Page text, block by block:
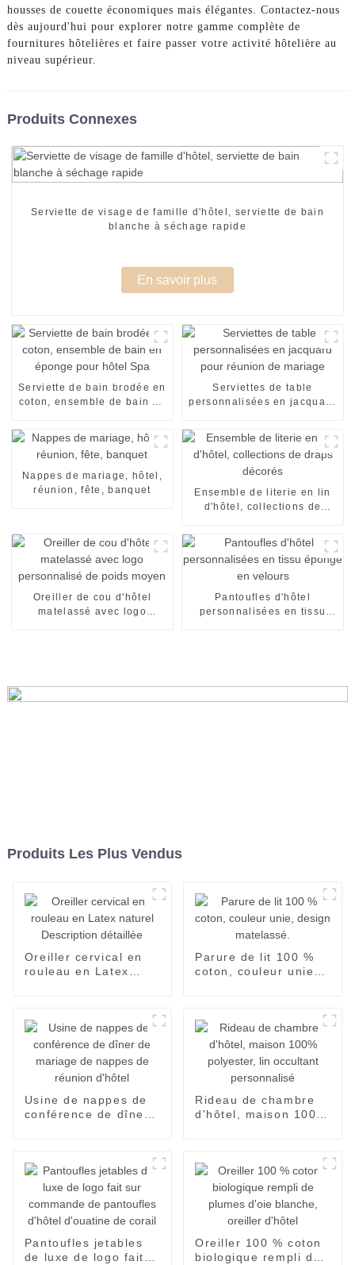
housses de couette économiques mais élégantes. Contactez-nous
dès aujourd'hui pour explorer notre gamme complète de
fournitures hôtelières et faire passer votre activité hôtelière au
niveau supérieur.
Produits Connexes
Serviette de visage de famille d'hôtel, serviette de bain
blanche à séchage rapide
En savoir plus
Serviette de bain brodée en
coton, ensemble de bain en
Serviettes de table
personnalisées en jacquard
Nappes de mariage, hôtel,
réunion, fête, banquet
Ensemble de literie en lin
d'hôtel, collections de
Oreiller de cou d'hôtel
matelassé avec logo
Pantoufles d'hôtel
personnalisées en tissu
Produits Les Plus Vendus
Oreiller cervical en
rouleau en Latex
Parure de lit 100 %
coton, couleur unie,
Usine de nappes de
conférence de dîner
Rideau de chambre
d'hôtel, maison 100%
Pantoufles jetables
de luxe de logo fait
Oreiller 100 % coton
biologique rempli de